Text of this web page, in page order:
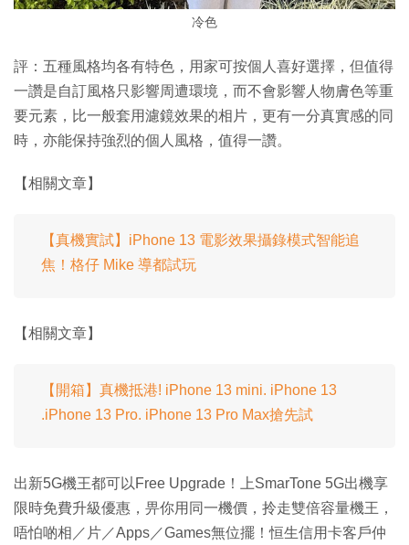
冷色
評：五種風格均各有特色，用家可按個人喜好選擇，但值得
一讚是自訂風格只影響周遭環境，而不會影響人物膚色等重
要元素，比一般套用濾鏡效果的相片，更有一分真實感的同
時，亦能保持強烈的個人風格，值得一讚。
【相關文章】
【真機實試】iPhone 13 電影效果攝錄模式智能追
焦！格仔 Mike 導都試玩
【相關文章】
【開箱】真機抵港! iPhone 13 mini. iPhone 13
.iPhone 13 Pro. iPhone 13 Pro Max搶先試
出新5G機王都可以Free Upgrade！上SmarTone 5G出機享
限時免費升級優惠，畀你用同一機價，拎走雙倍容量機王，
唔怕啲相／片／Apps／Games無位擺！恒生信用卡客戶仲